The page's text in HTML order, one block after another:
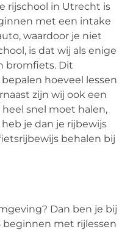
rijschool in Utrecht is
met een intake
waardoor je niet
is dat wij als enige
bromfiets. Dit
hoeveel lessen
zijn wij ook een
snel moet halen,
je dan je rijbewijs
behalen bij
Dan ben je bij
beginnen met rijlessen